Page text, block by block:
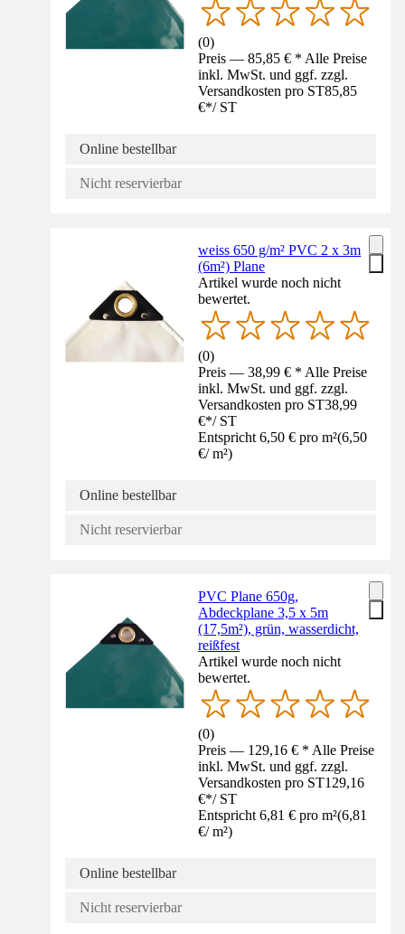
(0)
Preis — 85,85 € * Alle Preise
inkl. MwSt. und ggf. zzgl.
Versandkosten pro ST85,85
€*/ ST
Online bestellbar
Nicht reservierbar
weiss 650 g/m² PVC 2 x 3m
(6m²) Plane
Artikel wurde noch nicht
bewertet.
(0)
Preis — 38,99 € * Alle Preise
inkl. MwSt. und ggf. zzgl.
Versandkosten pro ST38,99
€*/ ST
Entspricht 6,50 € pro m²(6,50
€/ m²)
Online bestellbar
Nicht reservierbar
PVC Plane 650g,
Abdeckplane 3,5 x 5m
(17,5m²), grün, wasserdicht,
reißfest
Artikel wurde noch nicht
bewertet.
(0)
Preis — 129,16 € * Alle Preise
inkl. MwSt. und ggf. zzgl.
Versandkosten pro ST129,16
€*/ ST
Entspricht 6,81 € pro m²(6,81
€/ m²)
Online bestellbar
Nicht reservierbar